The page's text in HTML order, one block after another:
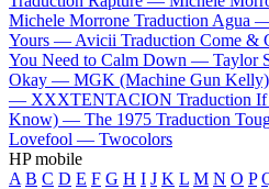
Michele Morrone Traduction Agua
Yours — Avicii Traduction Come
You Need to Calm Down — Taylor
Okay — MGK (Machine Gun Kelly)
— XXXTENTACION Traduction
Know) — The 1975 Traduction
Lovefool — Twocolors
HP mobile
A B C D E F G H I J K L M N O P